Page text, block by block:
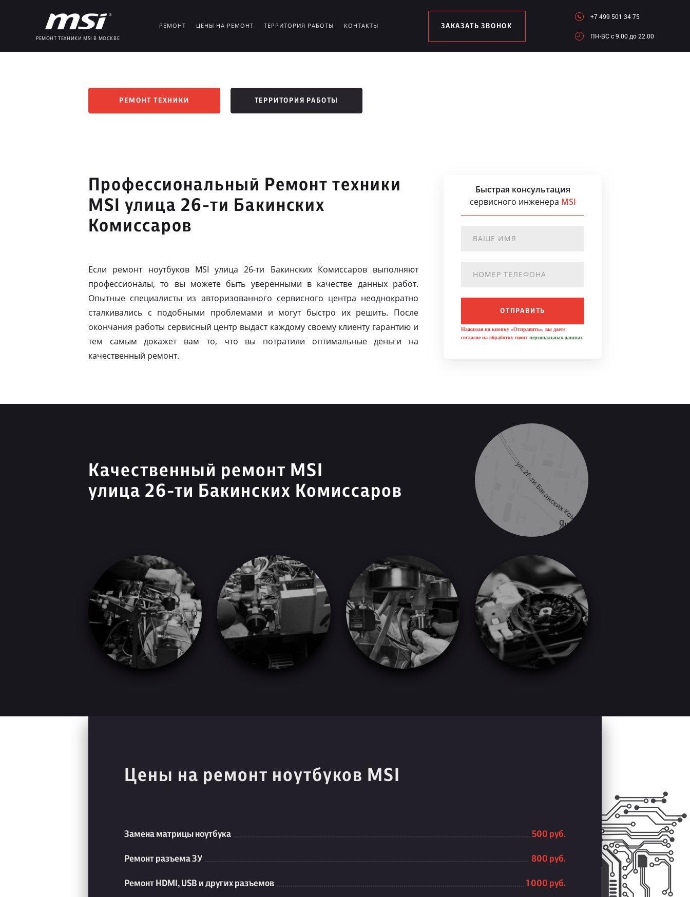
РЕМОНТ ТЕХНИКИ MSI В МОСКВЕ
РЕМОНТ ЦЕНЫ НА РЕМОНТ ТЕРРИТОРИЯ РАБОТЫ КОНТАКТЫ ЗАКАЗАТЬ ЗВОНОК
+7 499 501 34 75
ПН-ВC c 9.00 до 22.00
РЕМОНТ ТЕХНИКИ ТЕРРИТОРИЯ РАБОТЫ
Профессиональный Ремонт техники
MSI улица 26-ти Бакинских
Комиссаров
Если ремонт ноутбуков MSI улица 26-ти Бакинских Комиссаров выполняют
профессионалы, то вы можете быть уверенными в качестве данных работ.
Опытные специалисты из авторизованного сервисного центра неоднократно
сталкивались с подобными проблемами и могут быстро их решить. После
окончания работы сервисный центр выдаст каждому своему клиенту гарантию и
тем самым докажет вам то, что вы потратили оптимальные деньги на
качественный ремонт.
Быстрая консультация
сервисного инженера MSI
ОТПРАВИТЬ
Нажимая на кнопку «Отправить», вы даете
согласие на обработку своих персональных данных
Качественный ремонт MSI
улица 26-ти Бакинских Комиссаров
Цены на ремонт ноутбуков MSI
Замена матрицы ноутбука 500 руб.
Ремонт разъема ЗУ 800 руб.
Ремонт HDMI, USB и других разъемов 1 000 руб.